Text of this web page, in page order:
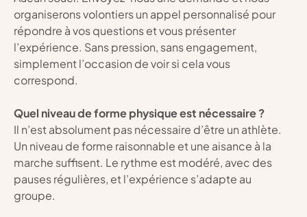
organiserons volontiers un appel personnalisé pour
répondre à vos questions et vous présenter
l’expérience. Sans pression, sans engagement,
simplement l’occasion de voir si cela vous
correspond.
Quel niveau de forme physique est nécessaire ?
Il n’est absolument pas nécessaire d’être un athlète.
Un niveau de forme raisonnable et une aisance à la
marche suffisent. Le rythme est modéré, avec des
pauses régulières, et l’expérience s’adapte au
groupe.